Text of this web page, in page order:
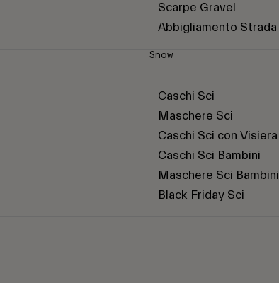
Scarpe Gravel
Abbigliamento Strada
Snow
Caschi Sci
Maschere Sci
Caschi Sci con Visiera
Caschi Sci Bambini
Maschere Sci Bambini
Black Friday Sci